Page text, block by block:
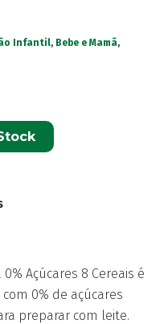
Infantil, Bebe e Mamã,
0% Açúcares 8 Cereais é
0% de açúcares
preparar com leite.